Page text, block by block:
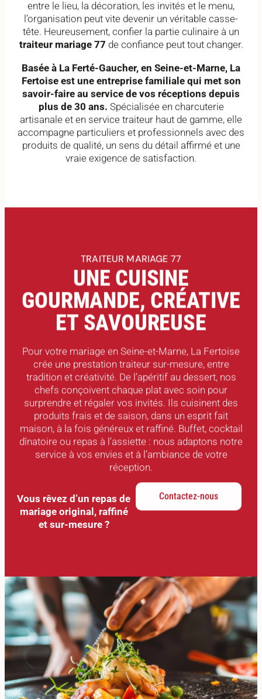
entre le lieu, la décoration, les invités et le menu,
l’organisation peut vite devenir un véritable casse-
tête. Heureusement, confier la partie culinaire à un
traiteur mariage 77 de confiance peut tout changer.
Basée à La Ferté-Gaucher, en Seine-et-Marne, La
Fertoise est une entreprise familiale qui met son
savoir-faire au service de vos réceptions depuis
plus de 30 ans. Spécialisée en charcuterie
artisanale et en service traiteur haut de gamme, elle
accompagne particuliers et professionnels avec des
produits de qualité, un sens du détail affirmé et une
vraie exigence de satisfaction.
TRAITEUR MARIAGE 77
UNE CUISINE
GOURMANDE, CRÉATIVE
ET SAVOUREUSE
Pour votre mariage en Seine-et-Marne, La Fertoise
crée une prestation traiteur sur-mesure, entre
tradition et créativité. De l’apéritif au dessert, nos
chefs conçoivent chaque plat avec soin pour
surprendre et régaler vos invités. Ils cuisinent des
produits frais et de saison, dans un esprit fait
maison, à la fois généreux et raffiné. Buffet, cocktail
dînatoire ou repas à l’assiette : nous adaptons notre
service à vos envies et à l’ambiance de votre
réception.
Vous rêvez d’un repas de
mariage original, raffiné
et sur-mesure ?
Contactez-nous